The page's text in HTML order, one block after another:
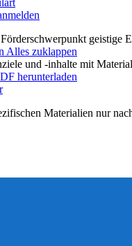
geistige
Alles zuklappen
und -inhalte mit
herunterladen
Materialien nur